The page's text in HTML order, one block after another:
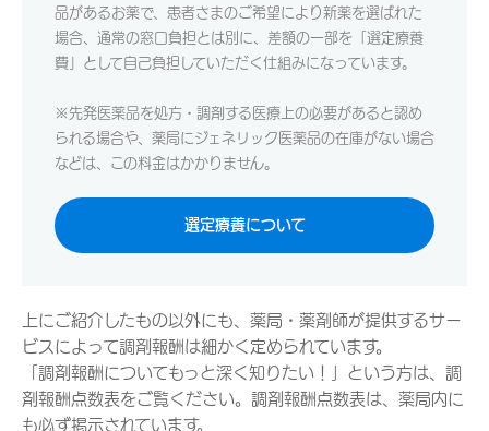
品があるお薬で、患者さまのご希望により新薬を選ばれた
場合、通常の窓口負担とは別に、差額の一部を「選定療養
費」として自己負担していただく仕組みになっています。
※先発医薬品を処方・調剤する医療上の必要があると認め
られる場合や、薬局にジェネリック医薬品の在庫がない場合
などは、この料金はかかりません。
選定療養について
上にご紹介したもの以外にも、薬局・薬剤師が提供するサー
ビスによって調剤報酬は細かく定められています。
「調剤報酬についてもっと深く知りたい！」という方は、調
剤報酬点数表をご覧ください。調剤報酬点数表は、薬局内に
も必ず掲示されています。